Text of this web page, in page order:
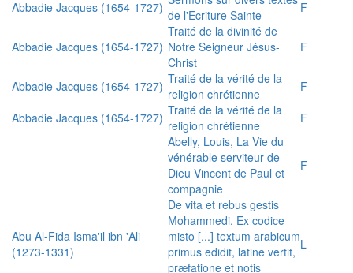
Abbadie Jacques (1654-1727) de l'Ecriture Sainte
F
Abbadie Jacques (1654-1727)
Traité de la divinité de
Notre Seigneur Jésus-
Christ
F
Abbadie Jacques (1654-1727) Traité de la vérité de la
religion chrétienne
F
Abbadie Jacques (1654-1727) Traité de la vérité de la
religion chrétienne
F
Abelly, Louis, La Vie du
vénérable serviteur de
Dieu Vincent de Paul et
compagnie
F
Abu Al-Fida Isma'il ibn 'Ali
(1273-1331)
De vita et rebus gestis
Mohammedi. Ex codice
misto [...] textum arabicum
primus edidit, latine vertit,
præfatione et notis
L